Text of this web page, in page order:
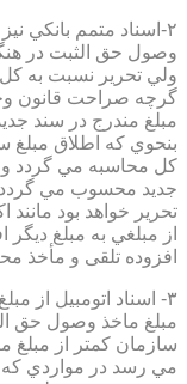
۲-اسناد متمم بانكي
وصول حق الثبت در
ولي تحرير نسبت به كل
گرچه صراحت قانون
مبلغ مندرج در سند
بنحوي كه اطلاق مبلغ
كل محاسبه مي گردد و
جديد محسوب مي گردد
تحرير خواهد بود
از مبلغي به مبلغ
افزوده تلقی و مأخذ
۳- اسناد اتومبيل از
مبلغ ماخذ وصول حق
سازمان كمتر از مبلغ
مي رسد در مواردي كه